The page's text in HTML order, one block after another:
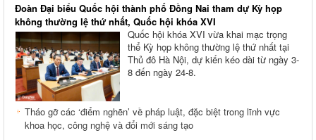
Đoàn Đại biểu Quốc hội thành phố Đồng Nai tham dự Kỳ họp
không thường lệ thứ nhất, Quốc hội khóa XVI
Quốc hội khóa XVI vừa khai mạc trọng
thể Kỳ họp không thường lệ thứ nhất tại
Thủ đô Hà Nội, dự kiến kéo dài từ ngày 3-
8 đến ngày 24-8.
Tháo gỡ các ‘điểm nghẽn’ về pháp luật, đặc biệt trong lĩnh vực
khoa học, công nghệ và đổi mới sáng tạo